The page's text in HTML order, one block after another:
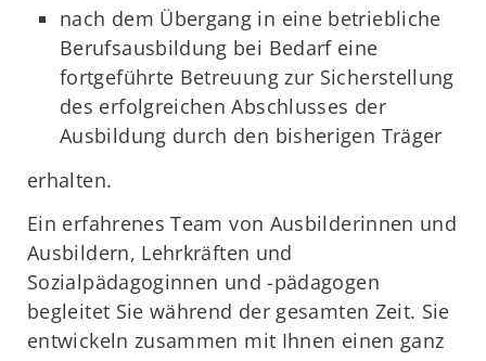
nach dem Übergang in eine betriebliche
Berufsausbildung bei Bedarf eine
fortgeführte Betreuung zur Sicherstellung
des erfolgreichen Abschlusses der
Ausbildung durch den bisherigen Träger
erhalten.
Ein erfahrenes Team von Ausbilderinnen und
Ausbildern, Lehrkräften und
Sozialpädagoginnen und -pädagogen
begleitet Sie während der gesamten Zeit. Sie
entwickeln zusammen mit Ihnen einen ganz